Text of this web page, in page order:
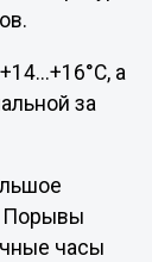
а
за
Порывы
часы